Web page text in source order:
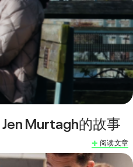
Murtagh的故事
阅读文章